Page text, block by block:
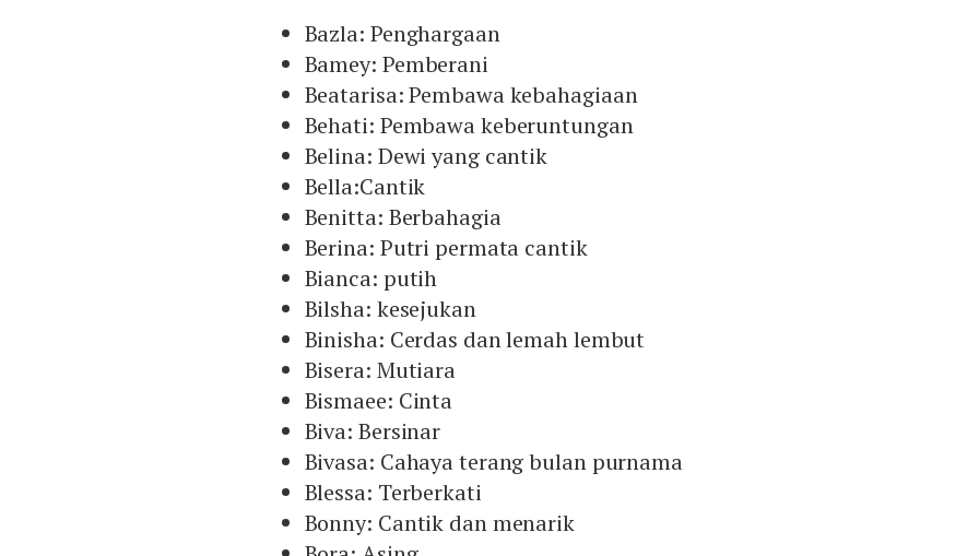
Bazla: Penghargaan
Bamey: Pemberani
Beatarisa: Pembawa kebahagiaan
Behati: Pembawa keberuntungan
Belina: Dewi yang cantik
Bella:Cantik
Benitta: Berbahagia
Berina: Putri permata cantik
Bianca: putih
Bilsha: kesejukan
Binisha: Cerdas dan lemah lembut
Bisera: Mutiara
Bismaee: Cinta
Biva: Bersinar
Bivasa: Cahaya terang bulan purnama
Blessa: Terberkati
Bonny: Cantik dan menarik